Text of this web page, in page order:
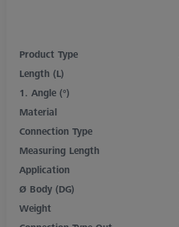
Product Type
Length (L)
1. Angle (°)
Material
Connection Type
Measuring Length
Application
Ø Body (DG)
Weight